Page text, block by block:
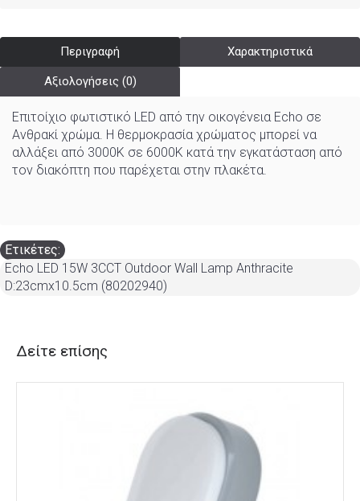
Περιγραφή Χαρακτηριστικά
Αξιολογήσεις (0)
Επιτοίχιο φωτιστικό LED από την οικογένεια Echo σε
Ανθρακί χρώμα. Η θερμοκρασία χρώματος μπορεί να
αλλάξει από 3000K σε 6000K κατά την εγκατάσταση από
τον διακόπτη που παρέχεται στην πλακέτα.
Ετικέτες:
Echo LED 15W 3CCT Outdoor Wall Lamp Anthracite
D:23cmx10.5cm (80202940)
Δείτε επίσης